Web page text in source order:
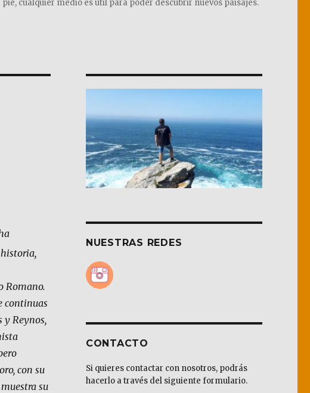
cualquier medio es útil para poder descubrir nuevos paisajes.
Romano.
continuas
y Reynos,
con su
su
NUESTRAS REDES
CONTACTO
Si quieres contactar con nosotros, podrás
hacerlo a través del siguiente formulario.